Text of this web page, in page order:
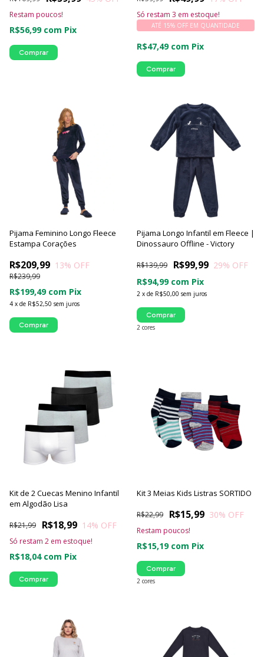
R$56,99 com Pix
Restam poucos!
Comprar
ATÉ 15% OFF EM QUANTIDADE
R$47,49 com Pix
Só restam 3 em estoque!
Comprar
Pijama Feminino Longo Fleece
Estampa Corações
R$209,99
R$239,99
13% OFF
4 x de R$52,50 sem juros
R$199,49 com Pix
Comprar
Pijama Longo Infantil em Fleece |
Dinossauro Offline - Victory
R$99,99
R$139,99 29% OFF
2 x de R$50,00 sem juros
R$94,99 com Pix
2 cores
Comprar
Kit de 2 Cuecas Menino Infantil
em Algodão Lisa
R$18,99
R$21,99 14% OFF
R$18,04 com Pix
Só restam 2 em estoque!
Comprar
Kit 3 Meias Kids Listras SORTIDO
R$15,99
R$22,99 30% OFF
R$15,19 com Pix
Restam poucos!
2 cores
Comprar